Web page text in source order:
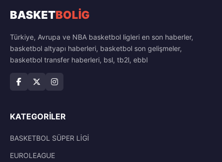
BASKETBOLİG
Türkiye, Avrupa ve NBA basketbol ligleri en son haberler,
basketbol altyapı haberleri, basketbol son gelişmeler,
basketbol transfer haberleri, bsl, tb2l, ebbl
KATEGORILER
BASKETBOL SÜPER LİGİ
EUROLEAGUE